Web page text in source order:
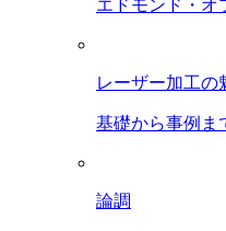
エドモンド・オ
レーザー加工の
基礎から事例ま
論調